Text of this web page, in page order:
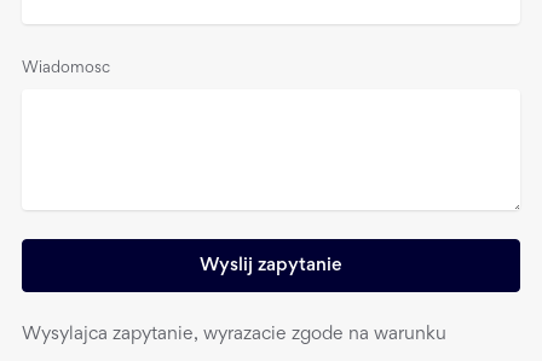
Wiadomosc
Wyslij zapytanie
Wysylajca zapytanie, wyrazacie zgode na warunku